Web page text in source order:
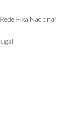
Fixa Nacional